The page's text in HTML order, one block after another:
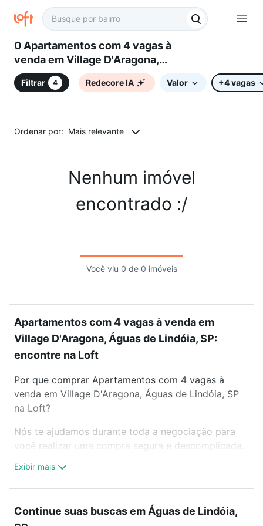
0 Apartamentos com 4 vagas à
venda em Village D'Aragona,
Águas de Lindóia, SP
Filtrar 4 Redecore IA Valor +4 vagas
Ordenar por: Mais relevante
Nenhum imóvel
encontrado :/
Você viu 0 de 0 imóveis
Apartamentos com 4 vagas à venda em
Village D'Aragona, Águas de Lindóia, SP:
encontre na Loft
Por que comprar Apartamentos com 4 vagas à
venda em Village D'Aragona, Águas de Lindóia, SP
na Loft?
Nós te ajudamos durante toda a negociação para
você realizar uma compra segura e descomplicada.
trabalho e do metrô, aqui você vai encontrar a
oferta ideal de Apartamentos com 4 vagas à venda
em Village D'Aragona, Águas de Lindóia, SP para
conquistar seu sonho. Agende uma visita presencial
Exibir mais
Continue suas buscas em Águas de Lindóia,